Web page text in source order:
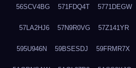
56SCV4BG 571FDQ4T 5771DEGW
57LA2HJ6 57N9R0VG 57Z141YR
595U946N 59BSESDJ 59FRMR7X